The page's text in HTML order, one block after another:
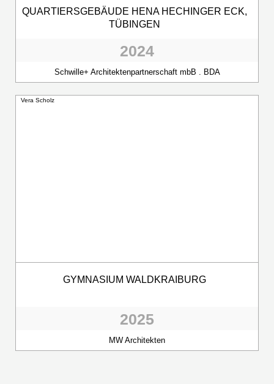
QUARTIERSGEBÄUDE HENA HECHINGER ECK,
TÜBINGEN
2024
Schwille+ Architektenpartnerschaft mbB . BDA
Vera Scholz
GYMNASIUM WALDKRAIBURG
2025
MW Architekten